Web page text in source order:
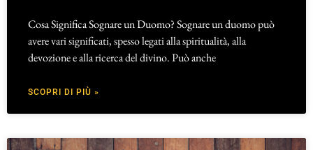
Cosa Significa Sognare un Duomo? Sognare un duomo può
avere vari significati, spesso legati alla spiritualità, alla
devozione e alla ricerca del divino. Può anche
SCOPRI DI PIÙ »